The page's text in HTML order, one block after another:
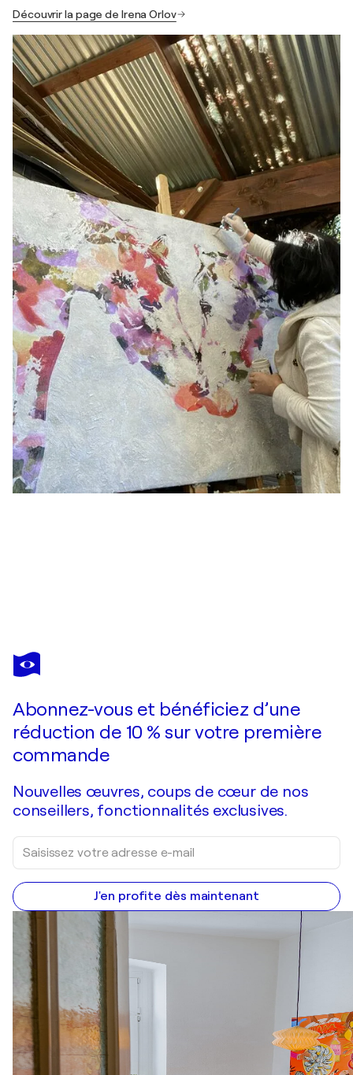
Découvrir la page de Irena Orlov
IRENA ORLOV
Birth of the day
Abonnez-vous et bénéficiez d’une
réduction de 10 % sur votre première
commande
Nouvelles œuvres, coups de cœur de nos
conseillers, fonctionnalités exclusives.
J'en profite dès maintenant